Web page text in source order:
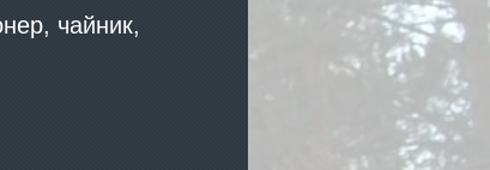
чайник,